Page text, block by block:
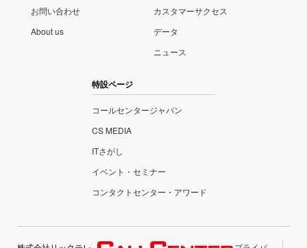
お問い合わせ
About us
カスタマーサクセス
データ
ニュース
特設ページ
コールセンタージャパン
CS MEDIA
ITさがし
イベント・セミナー
コンタクトセンター・アワード